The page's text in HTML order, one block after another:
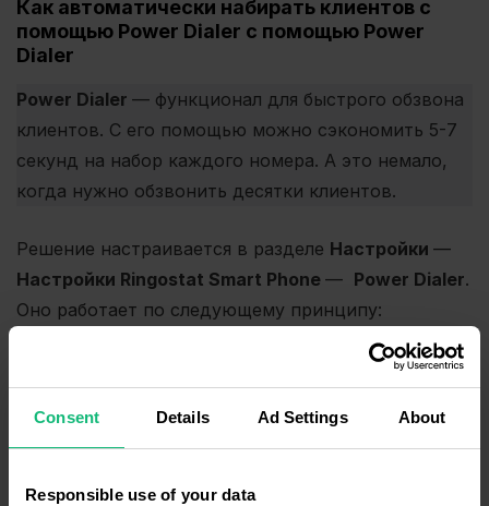
Consent Details Ad Settings About
Responsible use of your data
Как автоматически набирать клиентов с
помощью Power Dialer с помощью Power
Dialer
Power Dialer — функционал для быстрого обзвона
клиентов. С его помощью можно сэкономить 5-7
секунд на набор каждого номера. А это немало,
когда нужно обзвонить десятки клиентов.
Решение настраивается в разделе Настройки —
Настройки Ringostat Smart Phone — Power Dialer.
Оно работает по следующему принципу:
администратор проектов загружает в
которые должны обзвонить менеджеры;
будут совершать звонки;